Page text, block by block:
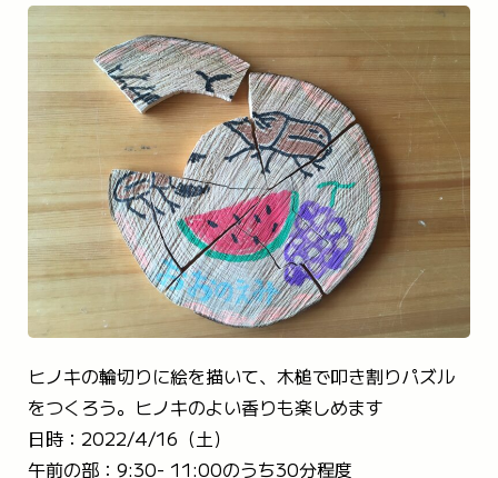
情報公開要領
スタッフ・インターンの募集
TEL 059-394-2350
FAX 059-394-2440
メールで問い合わせる
ヒノキの輪切りに絵を描いて、木槌で叩き割りパズル
をつくろう。ヒノキのよい香りも楽しめます
日時：2022/4/16（土）
午前の部：9:30- 11:00のうち30分程度